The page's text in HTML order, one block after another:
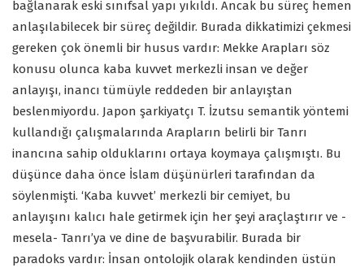
bağlanarak eski sınıfsal yapı yıkıldı. Ancak bu süreç hemen
anlaşılabilecek bir süreç değildir. Burada dikkatimizi çekmesi
gereken çok önemli bir husus vardır: Mekke Arapları söz
konusu olunca kaba kuvvet merkezli insan ve değer
anlayışı, inancı tümüyle reddeden bir anlayıştan
beslenmiyordu. Japon şarkiyatçı T. İzutsu semantik yöntemi
kullandığı çalışmalarında Arapların belirli bir Tanrı
inancına sahip olduklarını ortaya koymaya çalışmıştı. Bu
düşünce daha önce İslam düşünürleri tarafından da
söylenmişti. ‘Kaba kuvvet’ merkezli bir cemiyet, bu
anlayışını kalıcı hale getirmek için her şeyi araçlaştırır ve -
mesela- Tanrı’ya ve dine de başvurabilir. Burada bir
paradoks vardır: İnsan ontolojik olarak kendinden üstün